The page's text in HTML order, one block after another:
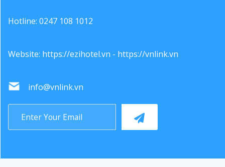
Hotline: 0247 108 1012
Website: https://ezihotel.vn - https://vnlink.vn
info@vnlink.vn